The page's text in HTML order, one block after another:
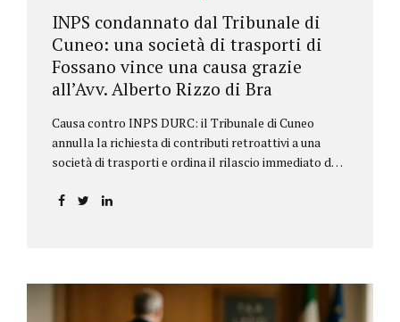
INPS condannato dal Tribunale di
Cuneo: una società di trasporti di
Fossano vince una causa grazie
all’Avv. Alberto Rizzo di Bra
Causa contro INPS DURC: il Tribunale di Cuneo
annulla la richiesta di contributi retroattivi a una
società di trasporti e ordina il rilascio immediato del